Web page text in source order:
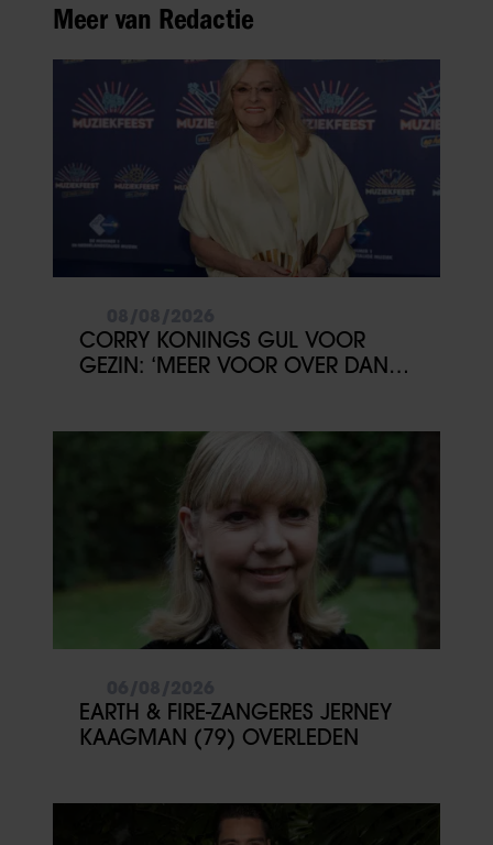
Meer van Redactie
CORRY KONINGS GUL VOOR
GEZIN: ‘MEER VOOR OVER DAN
EARTH & FIRE-ZANGERES JERNEY
KAAGMAN (79) OVERLEDEN